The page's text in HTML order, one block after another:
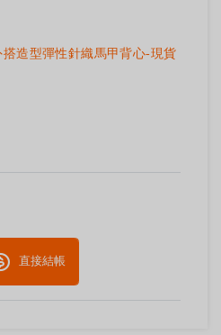
造型彈性針織馬甲背心-現貨
直接結帳